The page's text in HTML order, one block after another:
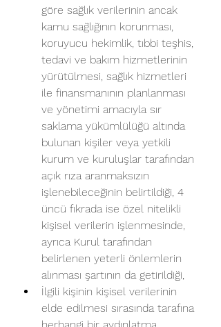
göre sağlık verilerinin ancak
kamu sağlığının korunması,
koruyucu hekimlik, tıbbi teşhis,
tedavi ve bakım hizmetlerinin
yürütülmesi, sağlık hizmetleri
ile finansmanının planlanması
ve yönetimi amacıyla sır
saklama yükümlülüğü altında
bulunan kişiler veya yetkili
kurum ve kuruluşlar tarafından
açık rıza aranmaksızın
işlenebileceğinin belirtildiği, 4
üncü fıkrada ise özel nitelikli
kişisel verilerin işlenmesinde,
ayrıca Kurul tarafından
belirlenen yeterli önlemlerin
alınması şartının da getirildiği,
İlgili kişinin kişisel verilerinin
elde edilmesi sırasında tarafına